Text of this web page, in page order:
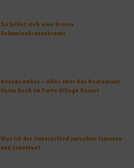
So bildet sich eine krosse
Schweinebratenkruste
Beachcomber – Alles über das Restaurant
Heinz Beck im Forte Village Resort
Was ist der Unterschied zwischen Limonen
und Limetten?